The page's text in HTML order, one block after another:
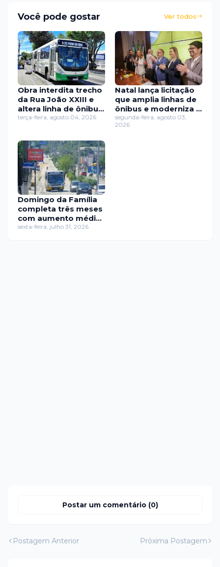
Você pode gostar Ver todos
Obra interdita trecho
da Rua João XXIII e
altera linha de ônibus
em Petrópolis
terça-feira, agosto 04, 2026
Natal lança licitação
que amplia linhas de
ônibus e moderniza o
transporte público
segunda-feira, agosto 03,
2026
Domingo da Família
completa três meses
com aumento médio
de 17% no uso do
sexta-feira, julho 31, 2026
Postar um comentário (0)
Postagem Anterior Próxima Postagem